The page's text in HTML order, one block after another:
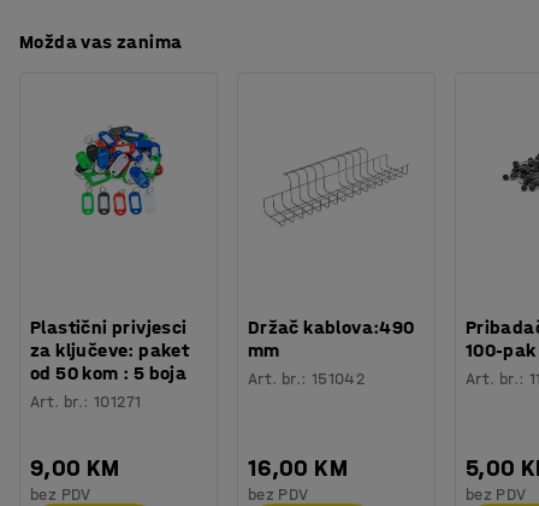
Možda vas zanima
Plastični privjesci
za ključeve: paket
od 50 kom : 5 boja
Art. br.:101271
9,00 KM
bez PDV
Držač kablova:490
mm
Art. br.: 151042
16,00 KM
bez PDV
100-pak
Art. br.:
5,00
bez PDV